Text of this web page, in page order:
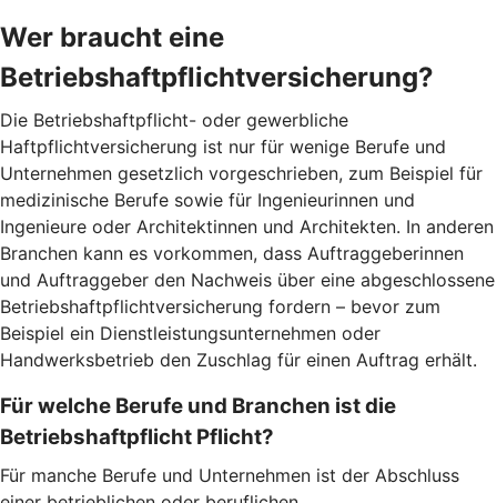
Wer braucht eine
Betriebshaftpflichtversicherung?
Die Betriebshaftpflicht- oder gewerbliche
Haftpflichtversicherung ist nur für wenige Berufe und
Unternehmen gesetzlich vorgeschrieben, zum Beispiel für
medizinische Berufe sowie für Ingenieurinnen und
Ingenieure oder Architektinnen und Architekten. In anderen
Branchen kann es vorkommen, dass Auftraggeberinnen
und Auftraggeber den Nachweis über eine abgeschlossene
Betriebshaftpflichtversicherung fordern – bevor zum
Beispiel ein Dienstleistungsunternehmen oder
Handwerksbetrieb den Zuschlag für einen Auftrag erhält.
Für welche Berufe und Branchen ist die
Betriebshaftpflicht Pflicht?
Für manche Berufe und Unternehmen ist der Abschluss